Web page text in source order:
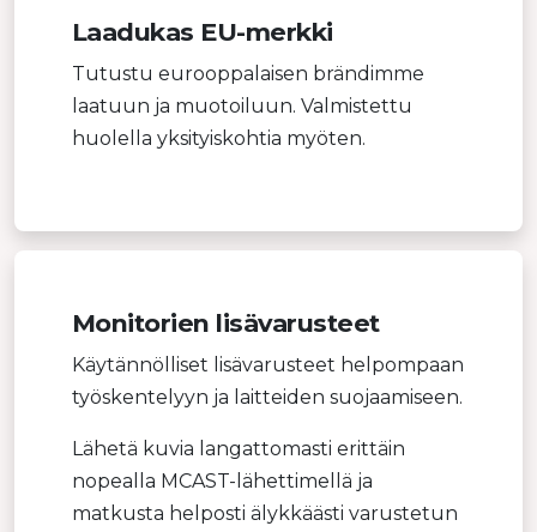
Laadukas EU-merkki
Tutustu eurooppalaisen brändimme
laatuun ja muotoiluun. Valmistettu
huolella yksityiskohtia myöten.
Monitorien lisävarusteet
Käytännölliset lisävarusteet helpompaan
työskentelyyn ja laitteiden suojaamiseen.
Lähetä kuvia langattomasti erittäin
nopealla MCAST-lähettimellä ja
matkusta helposti älykkäästi varustetun